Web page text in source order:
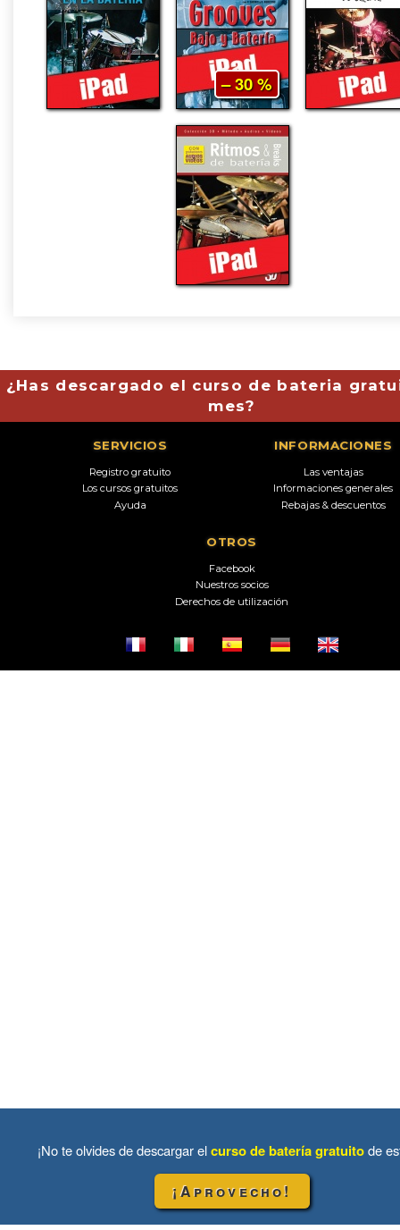
– 30 %
¿Has descargado el curso de bateria
mes?
SERVICIOS
Registro gratuito
Los cursos gratuitos
Ayuda
INFORMACIONES
Las ventajas
Informaciones generales
Rebajas & descuentos
OTROS
Facebook
Nuestros socios
Derechos de utilización
¡No te olvides de descargar elcurso de batería gratuitode
¡Aprovecho!